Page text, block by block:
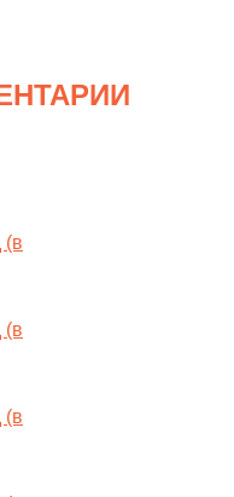
(в
(в
(в